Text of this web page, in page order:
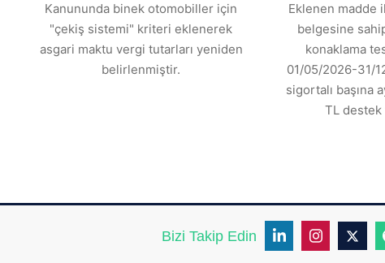
Kanununda binek otomobiller için
"çekiş sistemi" kriteri eklenerek
asgari maktu vergi tutarları yeniden
belirlenmiştir.
Eklenen madde
belgesine
konaklama
01/05/2026-31/
sigortalı başına
TL
Bizi Takip Edin